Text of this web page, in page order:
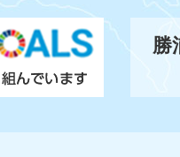
勝